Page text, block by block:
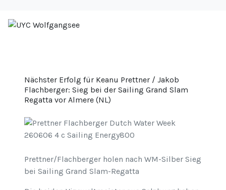
Nächster Erfolg für Keanu Prettner / Jakob
Flachberger: Sieg bei der Sailing Grand Slam
Regatta vor Almere (NL)
Prettner/Flachberger holen nach WM-Silber Sieg
bei Sailing Grand Slam-Regatta